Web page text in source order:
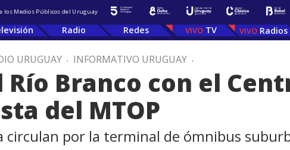
los Medios Públicos del Uruguay
Radio Redes TV Radios
URUGUAY . INFORMATIVO URUGUAY .
Branco con el
del MTOP
circulan por la terminal de ómnibus